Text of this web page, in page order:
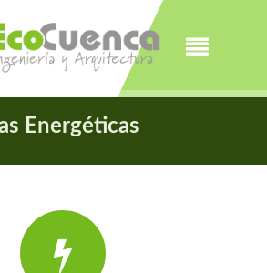
Energéticas